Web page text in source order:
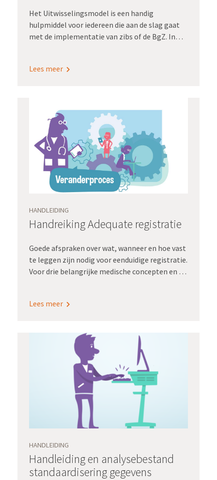
Het Uitwisselingsmodel is een handig
hulpmiddel voor iedereen die aan de slag gaat
met de implementatie van zibs of de BgZ. In
brengen in de diverse stappen van
Lees meer
HANDLEIDING
Handreiking Adequate registratie
Goede afspraken over wat, wanneer en hoe vast
te leggen zijn nodig voor eenduidige registratie.
Voor drie belangrijke medische concepten en de
vertegenwoordiging van medisch specialisten.
Lees meer
HANDLEIDING
Handleiding en analysebestand
standaardisering gegevens